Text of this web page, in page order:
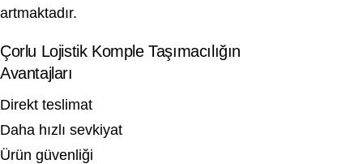
artmaktadır.
Çorlu Lojistik Komple Taşımacılığın
Avantajları
Direkt teslimat
Daha hızlı sevkiyat
Ürün güvenliği